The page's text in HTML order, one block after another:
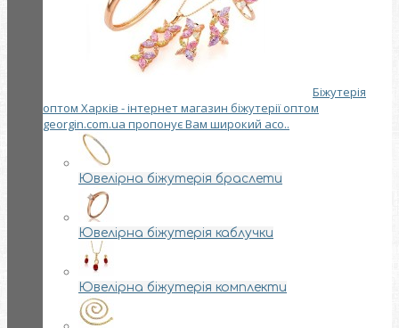
Біжутерія
оптом Харків - інтернет магазин біжутерії оптом
georgin.com.ua пропонує Вам широкий асо..
Ювелірна біжутерія браслети
Ювелірна біжутерія каблучки
Ювелірна біжутерія комплекти